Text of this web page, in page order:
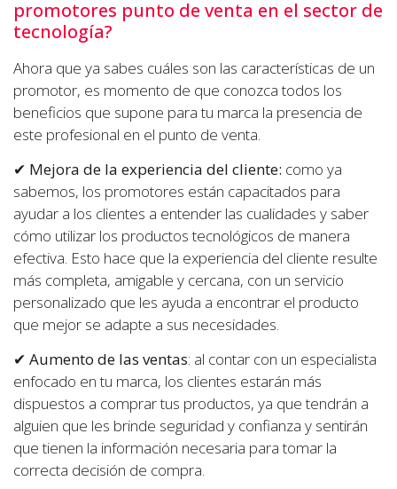
promotores punto de venta en el sector de
tecnología?
Ahora que ya sabes cuáles son las características de un
promotor, es momento de que conozca todos los
beneficios que supone para tu marca la presencia de
este profesional en el punto de venta.
✔ Mejora de la experiencia del cliente: como ya
sabemos, los promotores están capacitados para
ayudar a los clientes a entender las cualidades y saber
cómo utilizar los productos tecnológicos de manera
efectiva. Esto hace que la experiencia del cliente resulte
más completa, amigable y cercana, con un servicio
personalizado que les ayuda a encontrar el producto
que mejor se adapte a sus necesidades.
✔ Aumento de las ventas: al contar con un especialista
enfocado en tu marca, los clientes estarán más
dispuestos a comprar tus productos, ya que tendrán a
alguien que les brinde seguridad y confianza y sentirán
que tienen la información necesaria para tomar la
correcta decisión de compra.